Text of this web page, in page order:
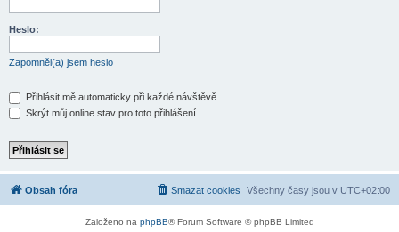
Heslo:
Zapomněl(a) jsem heslo
Přihlásit mě automaticky při každé návštěvě
Skrýt můj online stav pro toto přihlášení
Obsah fóra Všechny časy jsou v UTC+02:00
Smazat cookies
Založeno na phpBB® Forum Software © phpBB Limited